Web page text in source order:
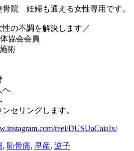
院 妊婦も通える女性専用です。
の不調を解決します／
協会会員
術
へ
セリングします。
reel/DUSUaCaiaIx/
, 恥骨痛, 早産, 逆子